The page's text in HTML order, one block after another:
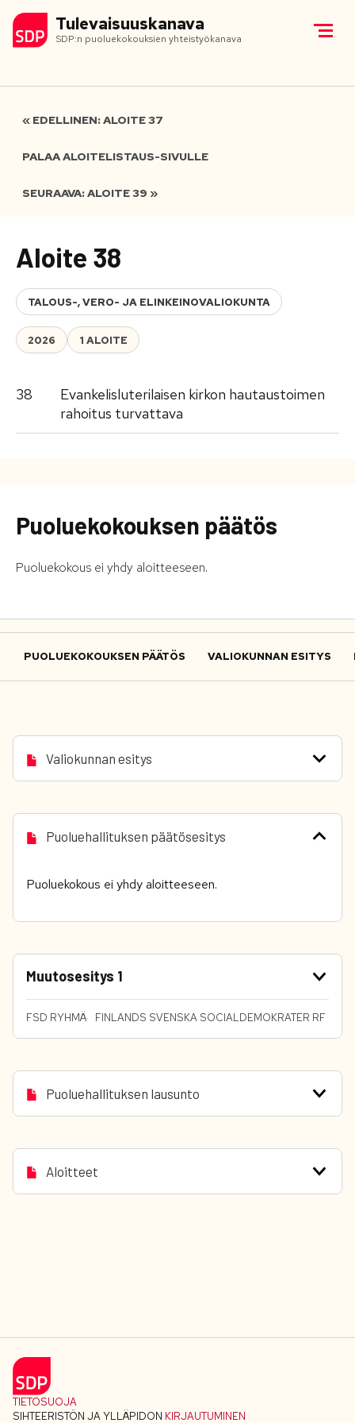
Tulevaisuuskanava
SDP:n puoluekokouksien yhteistyökanava
« EDELLINEN: ALOITE 37
PALAA ALOITELISTAUS-SIVULLE
SEURAAVA: ALOITE 39 »
Aloite 38
TALOUS-, VERO- JA ELINKEINOVALIOKUNTA
2026 1 ALOITE
38
Evankelisluterilaisen kirkon hautaustoimen
rahoitus turvattava
Puoluekokouksen päätös
Puoluekokous ei yhdy aloitteeseen.
PUOLUEKOKOUKSEN PÄÄTÖS VALIOKUNNAN ESITYS
Valiokunnan esitys
Puoluehallituksen päätösesitys
Puoluekokous ei yhdy aloitteeseen.
Muutosesitys 1
FSD RYHMÄ FINLANDS SVENSKA SOCIALDEMOKRATER RF
Puoluehallituksen lausunto
Aloitteet
TIETOSUOJA
SIHTEERISTÖN JA YLLÄPIDON KIRJAUTUMINEN